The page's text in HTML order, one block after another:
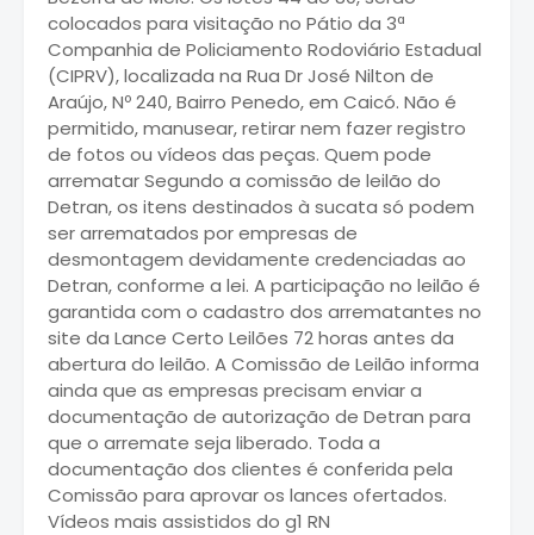
colocados para visitação no Pátio da 3ª
Companhia de Policiamento Rodoviário Estadual
(CIPRV), localizada na Rua Dr José Nilton de
Araújo, Nº 240, Bairro Penedo, em Caicó. Não é
permitido, manusear, retirar nem fazer registro
de fotos ou vídeos das peças. Quem pode
arrematar Segundo a comissão de leilão do
Detran, os itens destinados à sucata só podem
ser arrematados por empresas de
desmontagem devidamente credenciadas ao
Detran, conforme a lei. A participação no leilão é
garantida com o cadastro dos arrematantes no
site da Lance Certo Leilões 72 horas antes da
abertura do leilão. A Comissão de Leilão informa
ainda que as empresas precisam enviar a
documentação de autorização de Detran para
que o arremate seja liberado. Toda a
documentação dos clientes é conferida pela
Comissão para aprovar os lances ofertados.
Vídeos mais assistidos do g1 RN